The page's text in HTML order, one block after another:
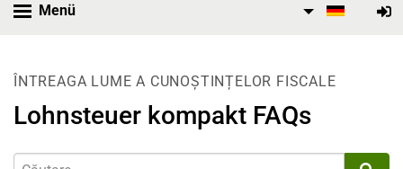
Menü
ÎNTREAGA LUME A CUNOȘTINȚELOR FISCALE
Lohnsteuer kompakt FAQs